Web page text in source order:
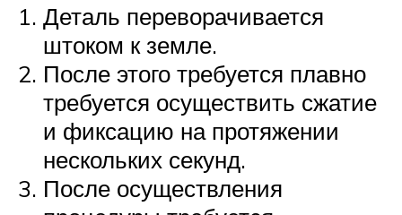
Деталь переворачивается
штоком к земле.
После этого требуется плавно
требуется осуществить сжатие
и фиксацию на протяжении
нескольких секунд.
После осуществления